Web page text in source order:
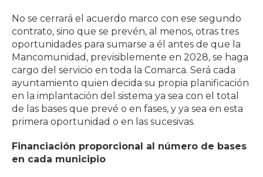
No se cerrará el acuerdo marco con ese segundo
contrato, sino que se prevén, al menos, otras tres
oportunidades para sumarse a él antes de que la
Mancomunidad, previsiblemente en 2028, se haga
cargo del servicio en toda la Comarca. Será cada
ayuntamiento quien decida su propia planificación
en la implantación del sistema ya sea con el total
de las bases que prevé o en fases, y ya sea en esta
primera oportunidad o en las sucesivas.
Financiación proporcional al número de bases
en cada municipio